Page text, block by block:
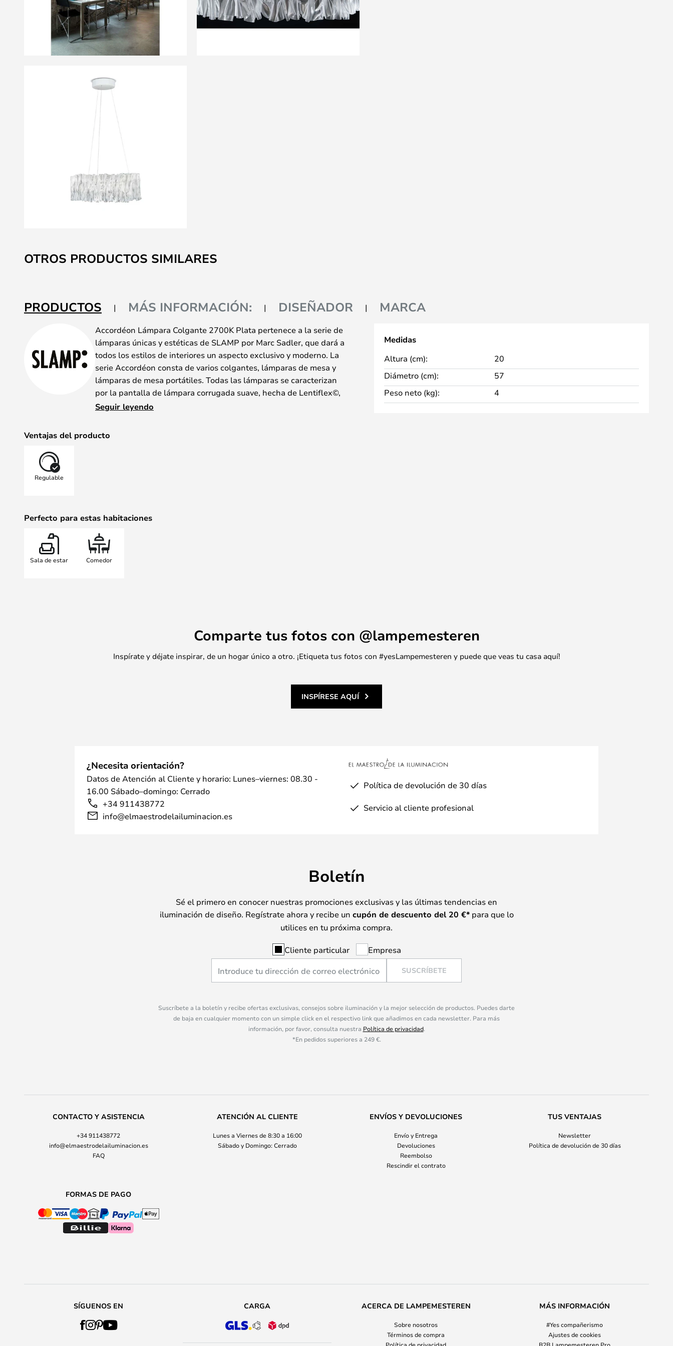
al
comienzo
galería
de
OTROS PRODUCTOS SIMILARES
PRODUCTOS MÁS INFORMACIÓN: DISEÑADOR MARCA
Accordéon Lámpara Colgante 2700K Plata pertenece a la serie de
lámparas únicas y estéticas de SLAMP por Marc Sadler, que dará a
todos los estilos de interiores un aspecto exclusivo y moderno. La
serie Accordéon consta de varios colgantes, lámparas de mesa y
lámparas de mesa portátiles. Todas las lámparas se caracterizan
por la pantalla de lámpara corrugada suave, hecha de Lentiflex©,
Cristalflex© o Goldflex©, que caracteriza a SLAMP. Todas las
dar una luz específica, haciendo que cada lámpara sea más única.
un ambiente cálido y acogedor. La pantalla y los enchufes de la
para facilitar la limpieza y el reemplazo de las bombillas.
La lámpara de mesa portátil proporciona la misma iluminación de
El colgante vertical tiene una forma cilíndrica, ambos hechos en
Lentiflex© y Goldflex©, lo que agrega una sensación lujosa y
exclusiva a la habitación. Puedes combinar varios de estos
Seguir leyendo
Ventajas del producto
Regulable
Perfecto para estas habitaciones
Sala de estar Comedor
Medidas
Altura (cm):
20
Diámetro (cm):
57
Peso neto (kg):
4
Comparte tus fotos con @lampemesteren
Inspírate y déjate inspirar, de un hogar único a otro. ¡Etiqueta tus fotos con #yesLampemesteren y puede que veas tu casa aquí!
INSPÍRESE AQUÍ
¿Necesita orientación?
Datos de Atención al Cliente y horario: Lunes–viernes: 08.30 -
16.00 Sábado–domingo: Cerrado
+34 911438772
info@elmaestrodelailuminacion.es
Política de devolución de 30 días
Servicio al cliente profesional
Boletín
Sé el primero en conocer nuestras promociones exclusivas y las últimas tendencias en
iluminación de diseño. Regístrate ahora y recibe un cupón de descuento del 20 €*para que lo
utilices en tu próxima compra.
Cliente particular Empresa
SUSCRÍBETE
Suscríbete a la boletín y recibe ofertas exclusivas, consejos sobre iluminación y la mejor selección de productos. Puedes darte
de baja en cualquier momento con un simple click en el respectivo link que añadimos en cada newsletter. Para más
información, por favor, consulta nuestra Política de privacidad.
*En pedidos superiores a 249 €.
CONTACTO Y ASISTENCIA
+34 911438772
info@elmaestrodelailuminacion.es
FAQ
ATENCIÓN AL CLIENTE
Lunes a Viernes de 8:30 a 16:00
Sábado y Domingo: Cerrado
ENVÍOS Y DEVOLUCIONES
Envío y Entrega
Devoluciones
Reembolso
Rescindir el contrato
TUS VENTAJAS
Newsletter
Política de devolución de 30 días
FORMAS DE PAGO
SÍGUENOS EN CARGA ACERCA DE LAMPEMESTEREN
Sobre nosotros
Términos de compra
MÁS INFORMACIÓN
#Yes compañerismo
Ajustes de cookies